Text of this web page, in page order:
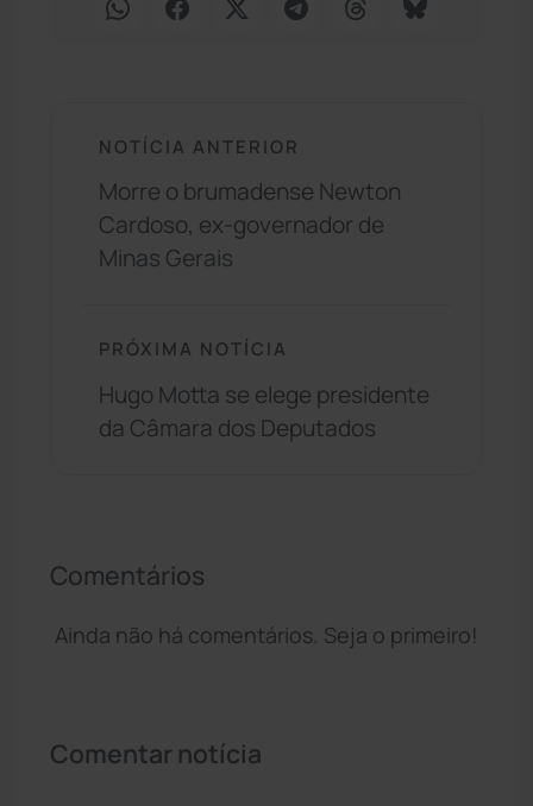
NOTÍCIA ANTERIOR
Morre o brumadense Newton
Cardoso, ex-governador de
Minas Gerais
PRÓXIMA NOTÍCIA
Hugo Motta se elege presidente
da Câmara dos Deputados
Comentários
Ainda não há comentários. Seja o primeiro!
Comentar notícia